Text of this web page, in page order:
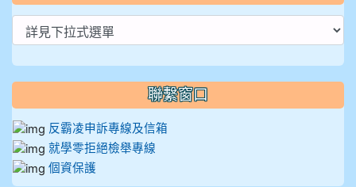
聯繫窗口
反霸凌申訴專線及信箱
就學零拒絕檢舉專線
個資保護